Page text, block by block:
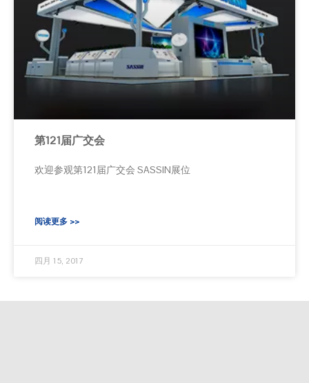
第121届广交会
欢迎参观第121届广交会 SASSIN展位
阅读更多 >>
四月 15, 2017